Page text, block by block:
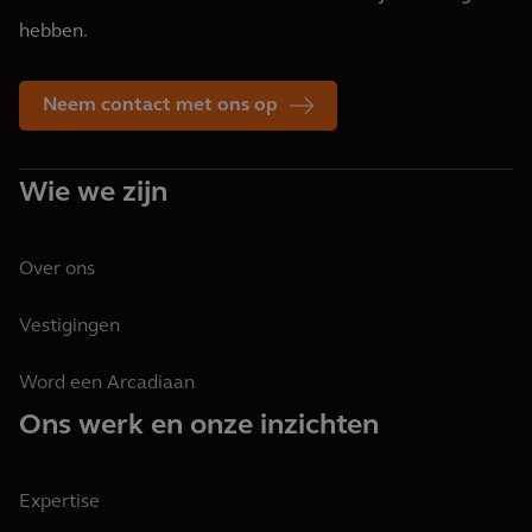
hebben.
Neem contact met ons op
Wie we zijn
Over ons
Vestigingen
Word een Arcadiaan
Ons werk en onze inzichten
Expertise